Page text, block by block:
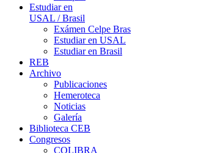
Estudiar en
USAL / Brasil
Exámen Celpe Bras
Estudiar en USAL
Estudiar en Brasil
REB
Archivo
Publicaciones
Hemeroteca
Noticias
Galería
Biblioteca CEB
Congresos
COLIBRA